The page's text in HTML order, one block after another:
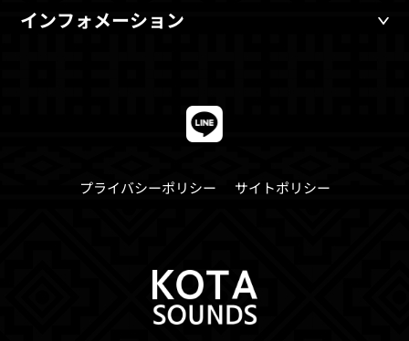
インフォメーション
プライバシーポリシー サイトポリシー